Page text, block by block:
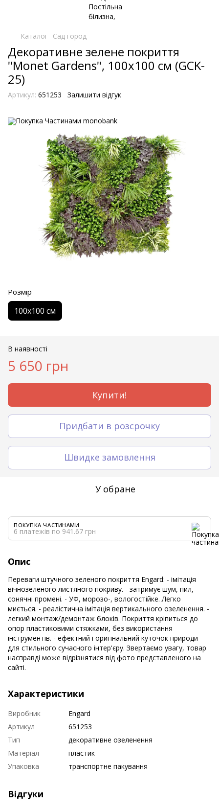
Каталог Сад город
Декоративне зелене покриття
"Monet Gardens", 100х100 см (GCK-
25)
Артикул: 651253 Залишити відгук
Розмір
100х100 см
В наявності
5 650 грн
Купити!
Придбати в розсрочку
Швидке замовлення
У обране
ПОКУПКА ЧАСТИНАМИ
6 платежів по 941.67 грн
Опис
Переваги штучного зеленого покриття Engard: - імітація
вічнозеленого листяного покриву. - затримує шум, пил,
сонячні промені. - УФ, морозо-, вологостійке. Легко
миється. - реалістична імітація вертикального озеленення. -
легкий монтаж/демонтаж блоків. Покриття кріпиться до
опор пластиковими стяжками, без використання
інструментів. - ефектний і оригінальний куточок природи
для стильного сучасного інтер'єру. Звертаємо увагу, товар
насправді може відрізнятися від фото представленого на
сайті.
Характеристики
Виробник
Engard
Артикул
651253
Тип
декоративне озеленення
Матеріал
пластик
Упаковка
транспортне пакування
Відгуки